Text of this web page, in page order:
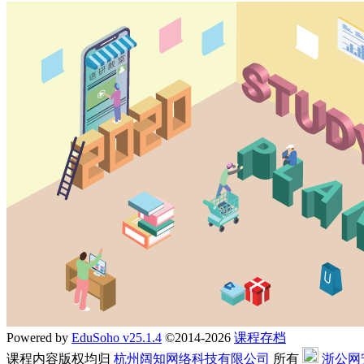
Powered by EduSoho v25.1.4 ©2014-2026 课程存档
课程内容版权均归 杭州阔知网络科技有限公司 所有 浙公网